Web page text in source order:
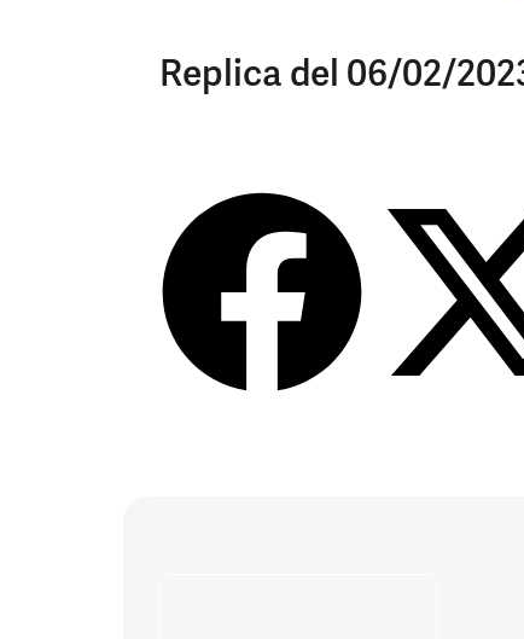
Replica del 06/02/